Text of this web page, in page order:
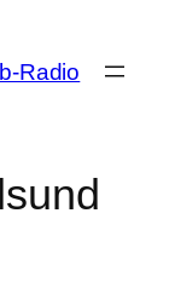
Radio